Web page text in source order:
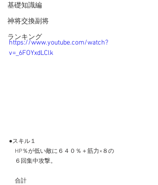
基礎知識編
神将交換副将
ランキング
https://www.youtube.com/watch?
v=_6FOYxdLClk
●スキル１
HP％が低い敵に６４０％＋筋力×８の
６回集中攻撃。
合計